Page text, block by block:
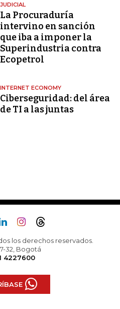
JUDICIAL
La Procuraduría
intervino en sanción
que iba a imponer la
Superindustria contra
Ecopetrol
INTERNET ECONOMY
Ciberseguridad: del área
de TI a las juntas
los derechos reservados.
32, Bogotá
4227600